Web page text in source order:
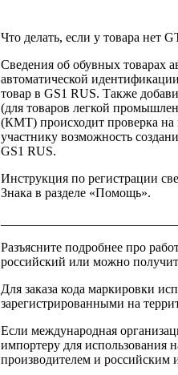
Что делать, если у товара нет
Сведения об обувных товарах
автоматической
товар в GS1 RUS. Также
(для товаров легкой
(КМТ) происходит проверка на
участнику возможность
GS1 RUS.
Инструкция по регистрации
Знака в разделе «Помощь».
Разъясните подробнее про
российский или можно
Для заказа кода маркировки
зарегистрированными на
Если международная
импортеру для
производителем и